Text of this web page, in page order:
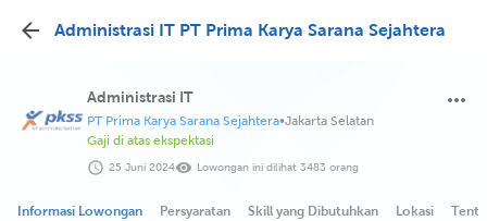
Administrasi IT PT Prima Karya Sarana Sejahtera
Administrasi IT
PT Prima Karya Sarana Sejahtera•Jakarta Selatan
Gaji di atas ekspektasi
Lowongan ini dilihat 3483 orang
25 Juni 2024
Informasi Lowongan Persyaratan Skill yang Dibutuhkan Lokasi